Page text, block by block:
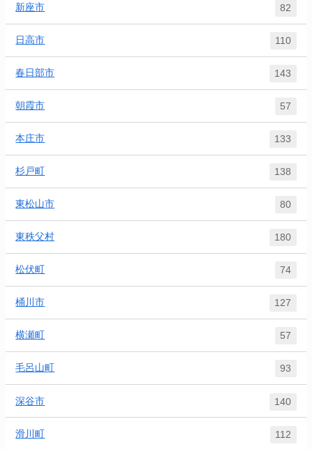
新座市 82
日高市 110
春日部市 143
朝霞市 57
本庄市 133
杉戸町 138
東松山市 80
東秩父村 180
松伏町 74
桶川市 127
横瀬町 57
毛呂山町 93
深谷市 140
滑川町 112